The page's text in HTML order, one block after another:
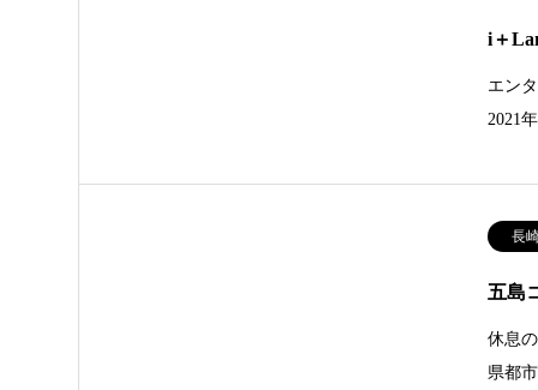
i＋
エン
2021
長
五島
休息
県都